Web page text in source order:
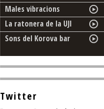
Males vibracions
La ratonera de la UJI
Sons del Korova bar
Twitter